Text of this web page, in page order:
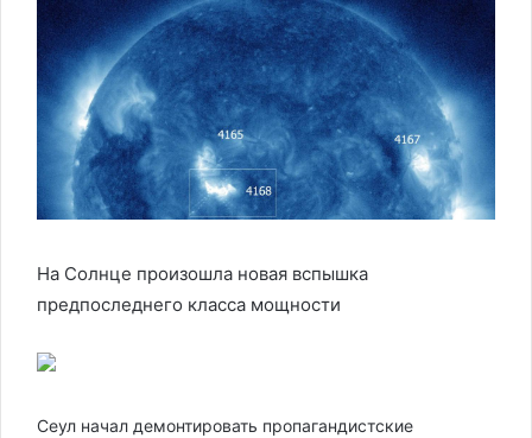
На Солнце произошла новая вспышка
предпоследнего класса мощности
Сеул начал демонтировать пропагандистские